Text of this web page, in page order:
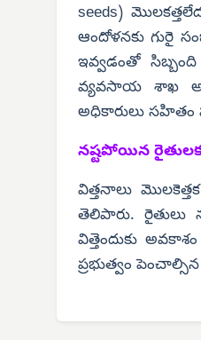
seeds)
ఆందోళనకు గురై
ఇవ్వడంతో
వ్యవసాయ శాఖ
అధికారులు సహితం
నష్టపోయిన
విత్తనాలు
తెలిపారు. రైతులు
విత్తెందుకు
ప్రభుత్వం